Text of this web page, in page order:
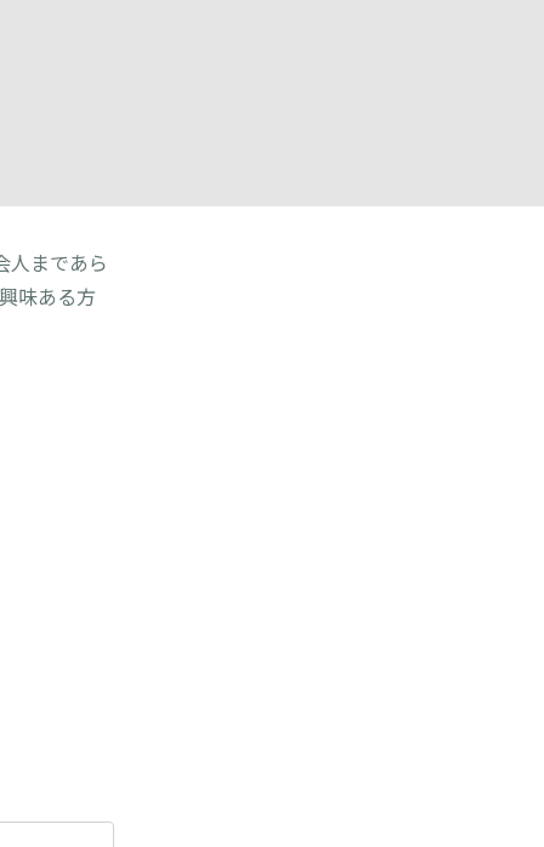
人まであら
味ある方